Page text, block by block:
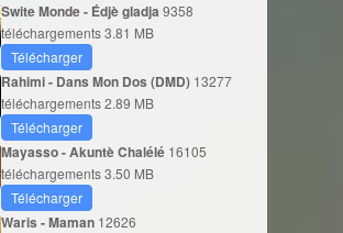
Swite Monde - Édjè gladja 9358
téléchargements3.81 MB
Télécharger
Rahimi - Dans Mon Dos (DMD) 13277
téléchargements2.89 MB
Télécharger
Mayasso - Akuntè Chalélé 16105
téléchargements3.50 MB
Télécharger
Waris - Maman 12626